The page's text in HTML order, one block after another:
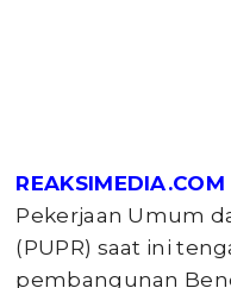
REAKSIMEDIA.COM
Pekerjaan Umum
(PUPR) saat ini
pembangunan